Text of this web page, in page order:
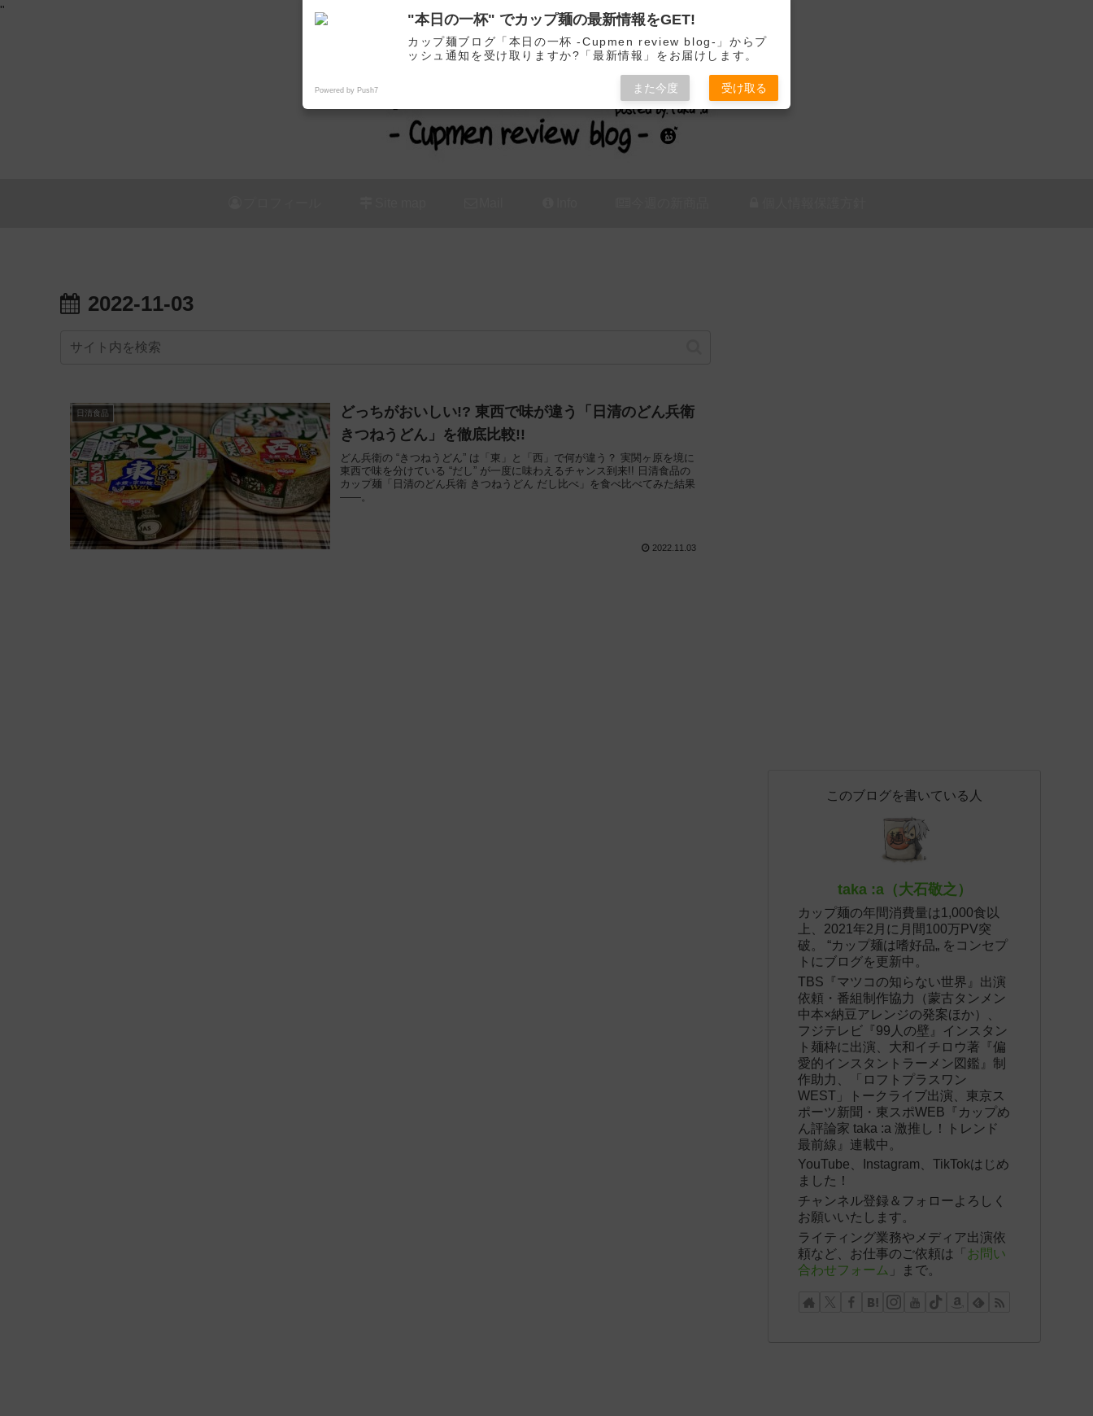
"
カップ麺の新商品をレビュー / アレンジするブログ
2022-11-03
日清食品
どっちがおいしい!? 東西で味が違う「日清のどん兵衛
きつねうどん」を徹底比較!!
どん兵衛の “きつねうどん” は「東」と「西」で何が違う？ 実関ヶ原を境に
東西で味を分けている “だし” が一度に味わえるチャンス到来!! 日清食品の
カップ麺「日清のどん兵衛 きつねうどん だし比べ」を食べ比べてみた結果
——。
2022.11.03
このブログを書いている人
taka :a（大石敬之）
カップ麺の年間消費量は1,000食以
上、2021年2月に月間100万PV突
破。 “カップ麺は嗜好品„ をコンセプ
トにブログを更新中。
TBS『マツコの知らない世界』出演
依頼・番組制作協力（蒙古タンメン
中本×納豆アレンジの発案ほか）、
フジテレビ『99人の壁』インスタン
ト麺枠に出演、大和イチロウ著『偏
愛的インスタントラーメン図鑑』制
作助力、「ロフトプラスワン
WEST」トークライブ出演、東京ス
ポーツ新聞・東スポWEB『カップめ
ん評論家 taka :a 激推し！トレンド
最前線』連載中。
YouTube、Instagram、TikTokはじめ
ました！
チャンネル登録＆フォローよろしく
お願いいたします。
ライティング業務やメディア出演依
頼など、お仕事のご依頼は「 お問い
合わせフォーム 」まで。
"本日の一杯" でカップ麺の最新情報をGET!
カップ麺ブログ「本日の一杯 -Cupmen review blog-」からプ
ッシュ通知を受け取りますか?「最新情報」をお届けします。
Powered by Push7 また今度 受け取る